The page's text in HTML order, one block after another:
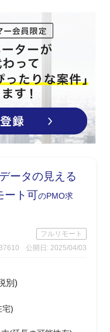
ータの見える
ート可のPMO求
フルリモート
公開日: 2025/04/03
別)
宅)